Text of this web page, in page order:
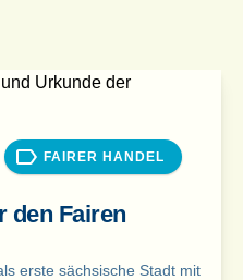
FAIRER HANDEL
den Fairen
erste sächsische Stadt mit